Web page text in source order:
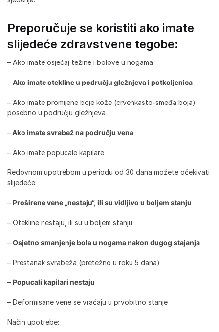
Preporučuje se koristiti ako imate
slijedeće zdravstvene tegobe:
– Ako imate osjećaj težine i bolove u nogama
– Ako imate otekline u području gležnjeva i potkoljenica
– Ako imate promijene boje kože (crvenkasto-smeđa boja)
posebno u području gležnjeva
–Ako imate svrabež na području vena
– Ako imate popucale kapilare
Redovnom upotrebom u periodu od 30 dana možete očekivati
slijedeće:
– Proširene vene „nestaju“, ili su vidljivo u boljem stanju
– Otekline nestaju, ili su u boljem stanju
– Osjetno smanjenje bola u nogama nakon dugog stajanja
– Prestanak svrabeža (pretežno u roku 5 dana)
– Popucali kapilari nestaju
– Deformisane vene se vraćaju u prvobitno stanje
Način upotrebe: